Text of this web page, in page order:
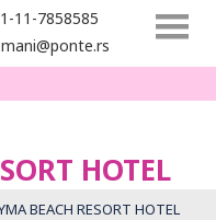
11-7858585
HOTEL
BEACH RESORT HOTEL